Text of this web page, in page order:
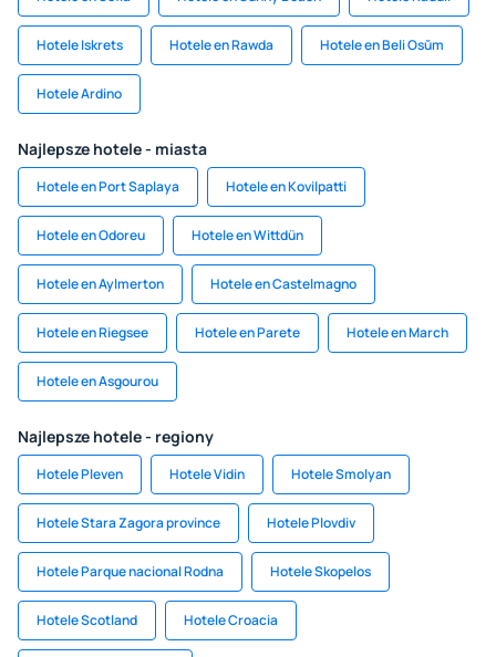
Hotele Iskrets Hotele en Rawda Hotele en Beli Osŭm
Hotele Ardino
Najlepsze hotele - miasta
Hotele en Port Saplaya Hotele en Kovilpatti
Hotele en Odoreu Hotele en Wittdün
Hotele en Aylmerton Hotele en Castelmagno
Hotele en Riegsee Hotele en Parete Hotele en March
Hotele en Asgourou
Najlepsze hotele - regiony
Hotele Pleven Hotele Vidin Hotele Smolyan
Hotele Stara Zagora province Hotele Plovdiv
Hotele Parque nacional Rodna Hotele Skopelos
Hotele Scotland Hotele Croacia